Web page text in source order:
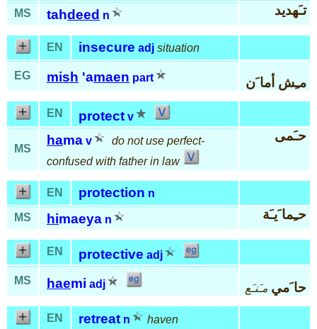
MS
tahdeed n تـَهديد
EN insecure adj situation
EG mish 'amaen part مـِش أما َن
EN protect v
MS
hama v
do not use perfect-
confused with father in law
حـَمى
EN protection n
MS
himaeya n حـِما َيـَة
EN protective adj
MS haemi adj حا َمي مـَنـَع
EN retreat n
haven